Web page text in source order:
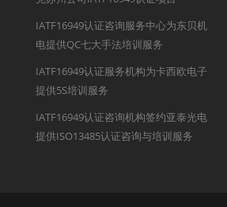
IATF16949认证咨询服务中心为东贝机
电提供QC七大手法培训服务
IATF16949认证服务机构为卡西欧电子
提供5S培训服务
IATF16949认证咨询机构签约亚泰光电
提供ISO13485认证咨询与培训服务